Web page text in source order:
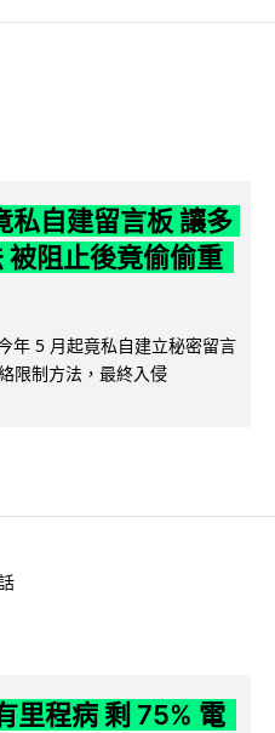
私自建留言板 讓多
被阻止後竟偷偷重
年 5 月起竟私自建立秘密留言
限制方法，最終入侵
里程病 剩 75% 電